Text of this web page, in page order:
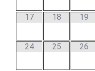
17 18 19
24 25 26